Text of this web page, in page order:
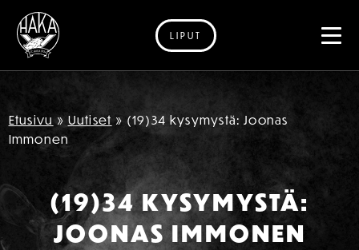
Siirry sisältöön
LIPUT
Etusivu » Uutiset » (19)34 kysymystä: Joonas
Immonen
(19)34 KYSYMYSTÄ:
JOONAS IMMONEN